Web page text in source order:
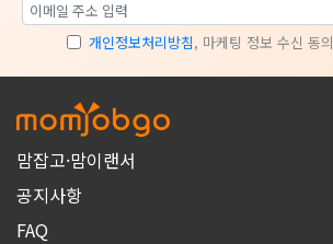
개인정보처리방침, 마케팅 정보 수신 동의
맘잡고·맘이랜서
공지사항
FAQ